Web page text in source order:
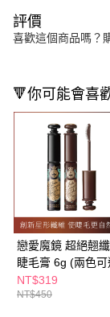
評價
喜歡這個商品嗎？
🔻你可能會喜
戀愛魔鏡 超絕翹
睫毛膏 6g (兩色可
NT$319
NT$450